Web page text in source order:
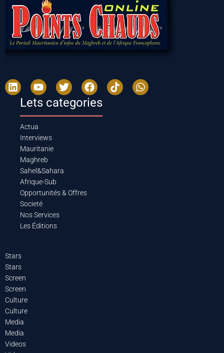
Lets categories
Actua
Interviews
Mauritanie
Maghreb
Sahel&Sahara
Afrique-Sub
Opportunités & Offres
Societé
Nos Services
Les Éditions
Stars
Stars
Screen
Screen
Culture
Culture
Media
Media
Videos